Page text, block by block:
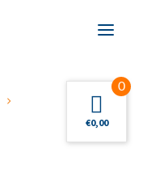
&
0
€0,00